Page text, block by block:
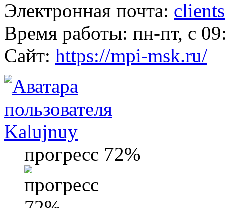
Электронная почта:
Время работы: пн-пт, с
Сайт: https://mpi-msk.ru/
Kalujnuy
прогресс 72%